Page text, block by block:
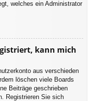
welches ein Administrator
kann mich
aus verschieden
löschen viele Boards
Beiträge geschrieben
Registrieren Sie sich